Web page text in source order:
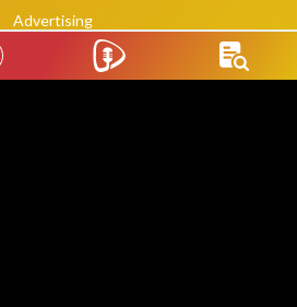
Advertising
of Service
Privacy Policy